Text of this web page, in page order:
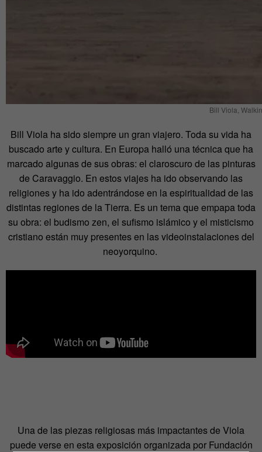
Bill Viola,
Bill Viola ha sido siempre un gran viajero. Toda su vida ha
buscado arte y cultura. En Europa halló una técnica que ha
marcado algunas de sus obras: el claroscuro de las pinturas
de Caravaggio. En estos viajes ha ido observando las
religiones y ha ido adentrándose en la espiritualidad de las
distintas regiones de la Tierra. Es un tema que empapa toda
su obra: el budismo zen, el sufismo islámico y el misticismo
cristiano están muy presentes en las videoinstalaciones del
neoyorquino.
Una de las piezas religiosas más impactantes de Viola
puede verse en esta exposición organizada por Fundación